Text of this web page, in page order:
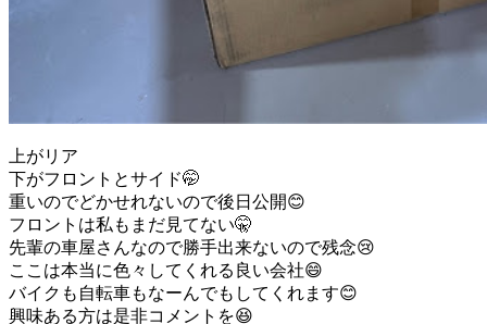
上がリア
下がフロントとサイド🤭
重いのでどかせれないので後日公開😊
フロントは私もまだ見てない🤫
先輩の車屋さんなので勝手出来ないので残念😢
ここは本当に色々してくれる良い会社😄
バイクも自転車もなーんでもしてくれます😊
興味ある方は是非コメントを😆